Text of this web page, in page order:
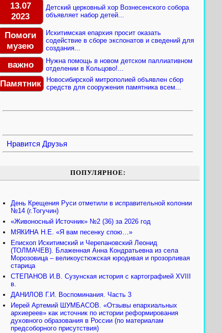
13.07
2023
Детский церковный хор Вознесенского собора
объявляет набор детей...
Помоги
музею
Искитимская епархия просит оказать
содействие в сборе экспонатов и сведений для
создания...
важно
Нужна помощь в новом детском паллиативном
отделении в Кольцово!...
Памятник
Новосибирской митрополией объявлен сбор
средств для сооружения памятника всем...
Нравится Друзья
ПОПУЛЯРНОЕ:
День Крещения Руси отметили в исправительной колонии
№14 (г.Тогучин)
«Живоносный Источник» №2 (36) за 2026 год
МЯКИНА Н.Е. «Я вам песенку спою…»
Епископ Искитимский и Черепановский Леонид
(ТОЛМАЧЕВ). Блаженная Анна Кондратьевна из села
Морозовица – великоустюжская юродивая и прозорливая
старица
СТЕПАНОВ И.В. Сузунская история с картографией XVIII
в.
ДАНИЛОВ Г.И. Воспоминания. Часть 3
Иерей Артемий ШУМБАСОВ. «Отзывы епархиальных
архиереев» как источник по истории реформирования
духовного образования в России (по материалам
предсоборного присутствия)